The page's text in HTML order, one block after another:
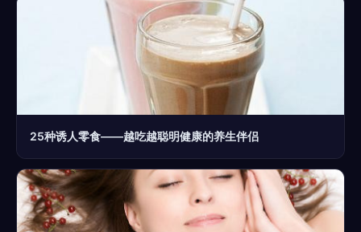
25种诱人零食——越吃越聪明健康的养生伴侣